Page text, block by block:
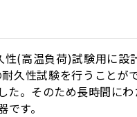
(高温負荷)試験用に
久性試験を行うこと
。そのため長時間に
す。